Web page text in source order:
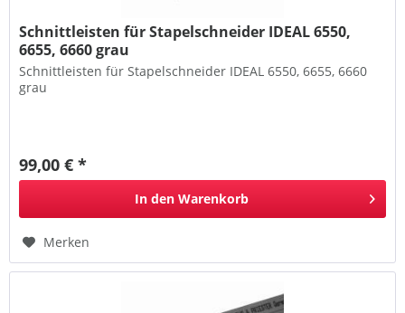
Schnittleisten für Stapelschneider IDEAL 6550,
6655, 6660 grau
Schnittleisten für Stapelschneider IDEAL 6550, 6655, 6660
grau
99,00 € *
In den Warenkorb
Merken